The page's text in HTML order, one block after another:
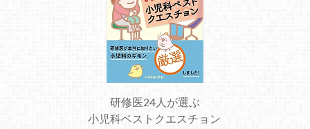
研修医24人が選ぶ
小児科ベストクエスチョン